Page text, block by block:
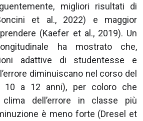
migliori risultati di
et al., 2022) e maggior
(Kaefer et al., 2019). Un
ha mostrato che,
adattive di studentesse e
diminuiscano nel corso del
10 a 12 anni), per coloro che
dell’errore in classe più
è meno forte (Dresel et